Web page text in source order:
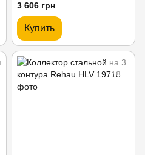
3 606 грн
Купить